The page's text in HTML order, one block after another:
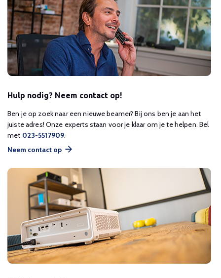
Hulp nodig? Neem contact op!
Ben je op zoek naar een nieuwe beamer? Bij ons ben je aan het
juiste adres! Onze experts staan voor je klaar om je te helpen. Bel
met 023-5517909.
Neem contact op